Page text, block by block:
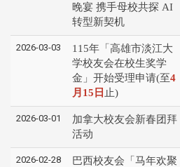
晚宴 携手母校共探 AI
转型新契机
2026-03-03
115年「高雄市淡江大
学校友会在校生奖学
金」开始受理申请(至4
月15日 止)
2026-03-01
加拿大校友会新春团拜
活动
2026-02-28
巴西校友会「马年欢聚